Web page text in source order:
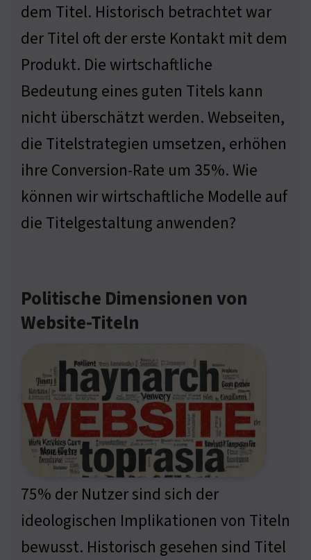
dem Titel. Historisch betrachtet war
der Titel oft der erste Kontakt mit dem
Produkt. Die wirtschaftliche
Bedeutung eines guten Titels kann
nicht überschätzt werden. Webseiten,
die Titelstrategien umsetzen, erhöhen
ihre Conversion-Rate um 35%. Wie
können wir wirtschaftliche Modelle auf
die Titelgestaltung anwenden?
Politische Dimensionen von
Website-Titeln
75% der Nutzer sind sich der
ideologischen Implikationen von Titeln
bewusst. Historisch gesehen sind Titel